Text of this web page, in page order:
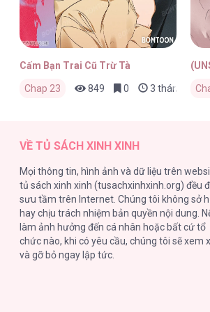
Cấm Bạn Trai Cũ Trừ Tà
Chap 23 849 0 3 tháng trước
VỀ TỦ SÁCH XINH XINH
Mọi thông tin, hình ảnh và dữ liệu trên
tủ sách xinh xinh (tusachxinhxinh.org) đều
sưu tầm trên Internet. Chúng tôi không sở
hay chịu trách nhiệm bản quyền nội dung.
làm ảnh hưởng đến cá nhân hoặc bất cứ tổ
chức nào, khi có yêu cầu, chúng tôi sẽ xem
và gỡ bỏ ngay lập tức.